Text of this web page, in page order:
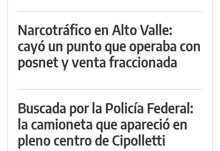
Narcotráfico en Alto Valle:
cayó un punto que operaba con
posnet y venta fraccionada
Buscada por la Policía Federal:
la camioneta que apareció en
pleno centro de Cipolletti